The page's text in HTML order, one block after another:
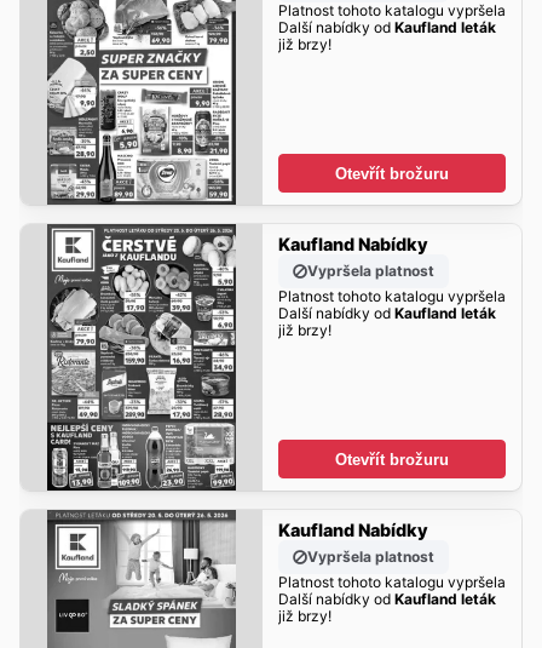
Platnost tohoto katalogu vypršela
Další nabídky od Kaufland leták
již brzy!
Otevřít brožuru
Kaufland Nabídky
Vypršela platnost
Platnost tohoto katalogu vypršela
Další nabídky od Kaufland leták
již brzy!
Otevřít brožuru
Kaufland Nabídky
Vypršela platnost
Platnost tohoto katalogu vypršela
Další nabídky od Kaufland leták
již brzy!